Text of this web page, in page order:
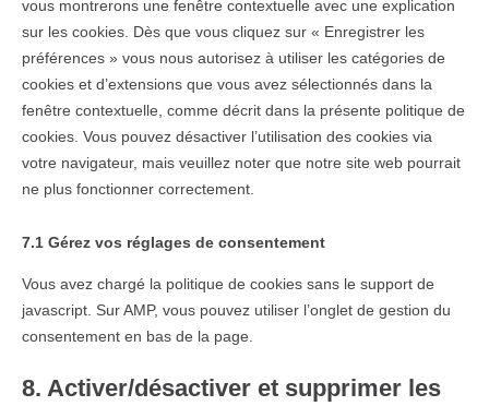
vous montrerons une fenêtre contextuelle avec une explication
sur les cookies. Dès que vous cliquez sur « Enregistrer les
préférences » vous nous autorisez à utiliser les catégories de
cookies et d’extensions que vous avez sélectionnés dans la
fenêtre contextuelle, comme décrit dans la présente politique de
cookies. Vous pouvez désactiver l’utilisation des cookies via
votre navigateur, mais veuillez noter que notre site web pourrait
ne plus fonctionner correctement.
7.1 Gérez vos réglages de consentement
Vous avez chargé la politique de cookies sans le support de
javascript. Sur AMP, vous pouvez utiliser l’onglet de gestion du
consentement en bas de la page.
8. Activer/désactiver et supprimer les